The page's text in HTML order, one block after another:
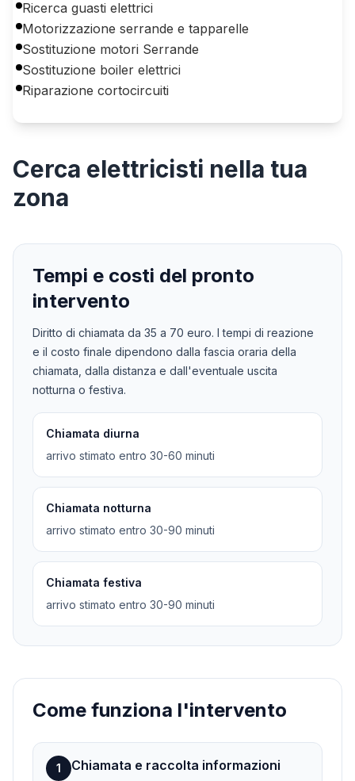
Ricerca guasti elettrici
Motorizzazione serrande e tapparelle
Sostituzione motori Serrande
Sostituzione boiler elettrici
Riparazione cortocircuiti
Cerca elettricisti nella tua
zona
Tempi e costi del pronto
intervento
Diritto di chiamata da 35 a 70 euro. I tempi di reazione
e il costo finale dipendono dalla fascia oraria della
chiamata, dalla distanza e dall'eventuale uscita
notturna o festiva.
Chiamata diurna
arrivo stimato entro 30-60 minuti
Chiamata notturna
arrivo stimato entro 30-90 minuti
Chiamata festiva
arrivo stimato entro 30-90 minuti
Come funziona l'intervento
1 Chiamata e raccolta informazioni